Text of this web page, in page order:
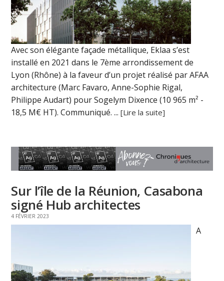
Avec son élégante façade métallique, Eklaa s’est
installé en 2021 dans le 7ème arrondissement de
Lyon (Rhône) à la faveur d’un projet réalisé par AFAA
architecture (Marc Favaro, Anne-Sophie Rigal,
Philippe Audart) pour Sogelym Dixence (10 965 m² -
18,5 M€ HT). Communiqué. ...[Lire la suite]
Sur l’île de la Réunion, Casabona
signé Hub architectes
4 FÉVRIER 2023
A